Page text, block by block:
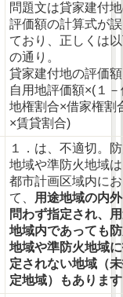
問題文は貸家建付
評価額の計算式が
ており、正しくは
の通り。
貸家建付地の評価
自用地評価額×(１
地権割合×借家権割
×賃貸割合)
１．は、不適切。
地域や準防火地域
都市計画区域内に
て、
用途地域の内
問わず指定され、
地域内であっても
地域や準防火地域
定されない地域（
定地域）もありま